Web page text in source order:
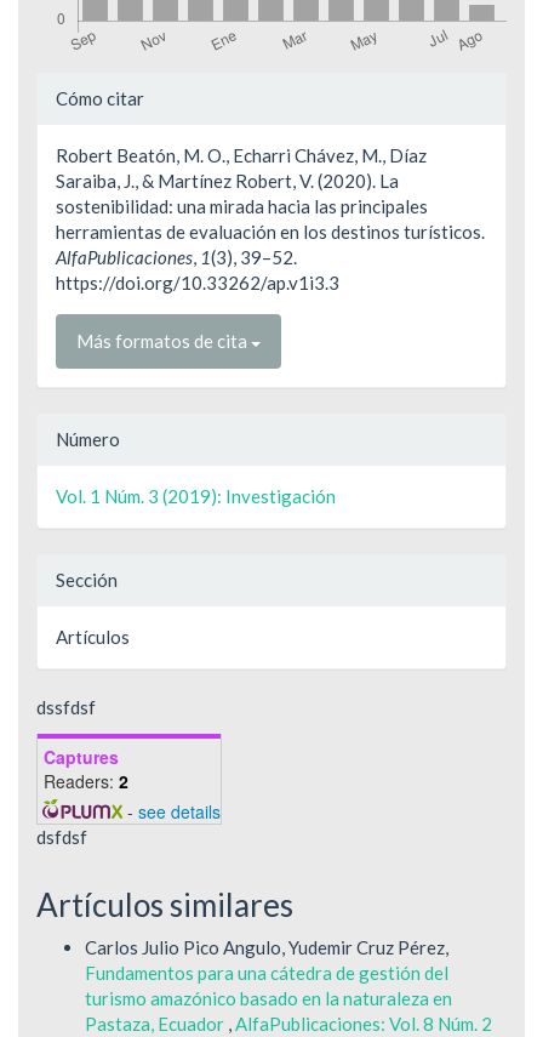
Detalles
artículo
Cómo citar
Robert Beatón, M. O., Echarri Chávez, M., Díaz
Saraiba, J., & Martínez Robert, V. (2020). La
sostenibilidad: una mirada hacia las principales
herramientas de evaluación en los destinos turísticos.
AlfaPublicaciones, 1(3), 39–52.
https://doi.org/10.33262/ap.v1i3.3
Más formatos de cita
Número
Vol. 1 Núm. 3 (2019): Investigación
Sección
Artículos
dssfdsf
Captures
Readers: 2
- see details
dsfdsf
Artículos similares
Carlos Julio Pico Angulo, Yudemir Cruz Pérez,
Fundamentos para una cátedra de gestión del
turismo amazónico basado en la naturaleza en
Pastaza, Ecuador ,AlfaPublicaciones: Vol. 8 Núm. 2